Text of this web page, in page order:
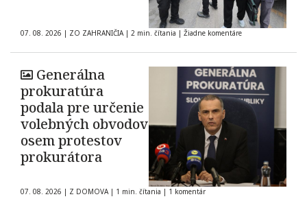
07. 08. 2026 | ZO ZAHRANIČIA | 2 min. čítania | Žiadne komentáre
Generálna
prokuratúra
podala pre určenie
volebných obvodov
osem protestov
prokurátora
07. 08. 2026 | Z DOMOVA | 1 min. čítania | 1 komentár